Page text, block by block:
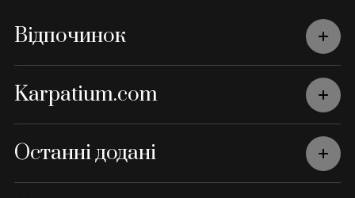
Відпочинок
Karpatium.com
Останні додані